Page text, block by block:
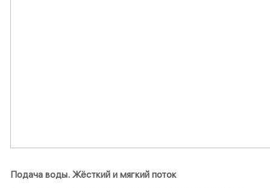
Подача воды. Жёсткий и мягкий поток